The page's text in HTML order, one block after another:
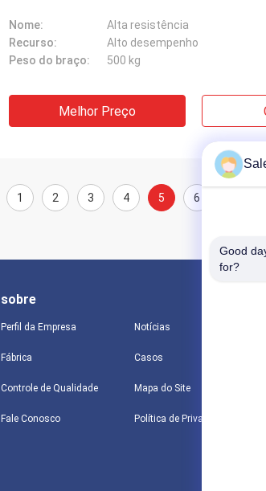
Nome:
Alta resistência
Recurso:
Alto desempenho
Peso do braço:
500 kg
Melhor Preço
1 2 3 4 5 6
sobre
Perfil da Empresa
Fábrica
Controle de Qualidade
Fale Conosco
Notícias
Casos
Mapa do Site
Política de Privacidade
Good
for?